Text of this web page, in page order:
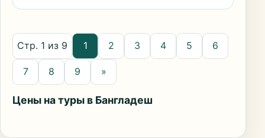
Стр. 1 из 9 1 2 3 4 5 6
7 8 9 »
Цены на туры в Бангладеш